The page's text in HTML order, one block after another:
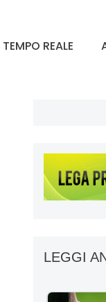
TEMPO REALE
LEGGI